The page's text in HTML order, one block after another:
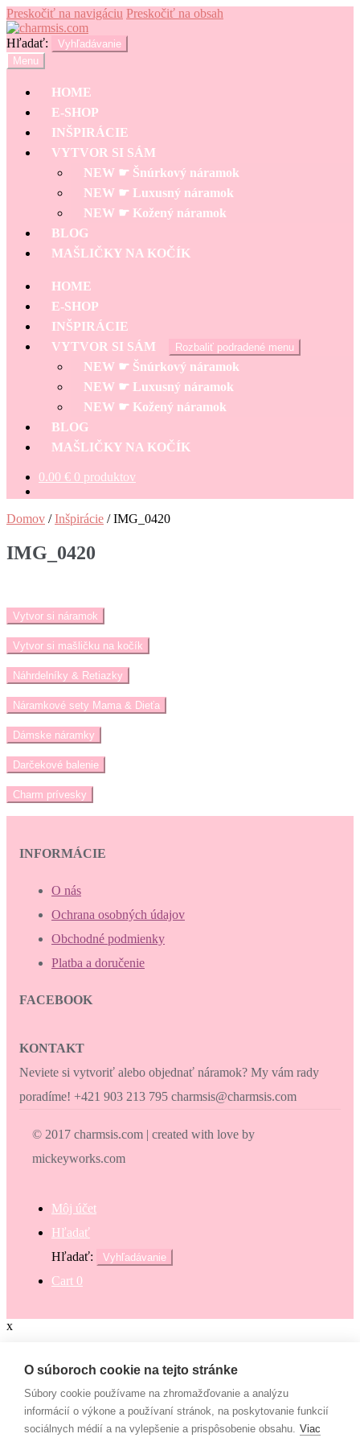
Preskočiť na navigáciu Preskočiť na obsah
Hľadať:
Vyhľadávanie
Menu
HOME
E-SHOP
INŠPIRÁCIE
VYTVOR SI SÁM
NEW ☛ Šnúrkový náramok
NEW ☛ Luxusný náramok
NEW ☛ Kožený náramok
BLOG
MAŠLIČKY NA KOČÍK
HOME
E-SHOP
INŠPIRÁCIE
VYTVOR SI SÁM
Rozbaliť podradené menu
NEW ☛ Šnúrkový náramok
NEW ☛ Luxusný náramok
NEW ☛ Kožený náramok
BLOG
MAŠLIČKY NA KOČÍK
0.00 € 0 produktov
Domov /Inšpirácie /IMG_0420
IMG_0420
Vytvor si náramok
Vytvor si mašličku na kočík
Náhrdelníky & Retiazky
Náramkové sety Mama & Dieťa
Dámske náramky
Darčekové balenie
Charm prívesky
INFORMÁCIE
O nás
Ochrana osobných údajov
Obchodné podmienky
Platba a doručenie
FACEBOOK
KONTAKT
Neviete si vytvoriť alebo objednať náramok? My vám rady
poradíme! +421 903 213 795 charmsis@charmsis.com
© 2017 charmsis.com | created with love by
mickeyworks.com
Môj účet
Hľadať
Hľadať:
Vyhľadávanie
Cart 0
x
Zaokrúhli svoj nákup
Zaokrúhli svoj nákup a prispej na dobrú vec. Občianske združenie
Mamy v pohybe pomáha osamelým mamám, ktoré nemajú to šťastie
– mať pri sebe manžela, partnera či blízku rodinu, ktorí by im vedeli
O súboroch cookie na tejto stránke
Súbory cookie používame na zhromažďovanie a analýzu
informácií o výkone a používaní stránok, na poskytovanie funkcií
sociálnych médií a na vylepšenie a prispôsobenie obsahu. Viac